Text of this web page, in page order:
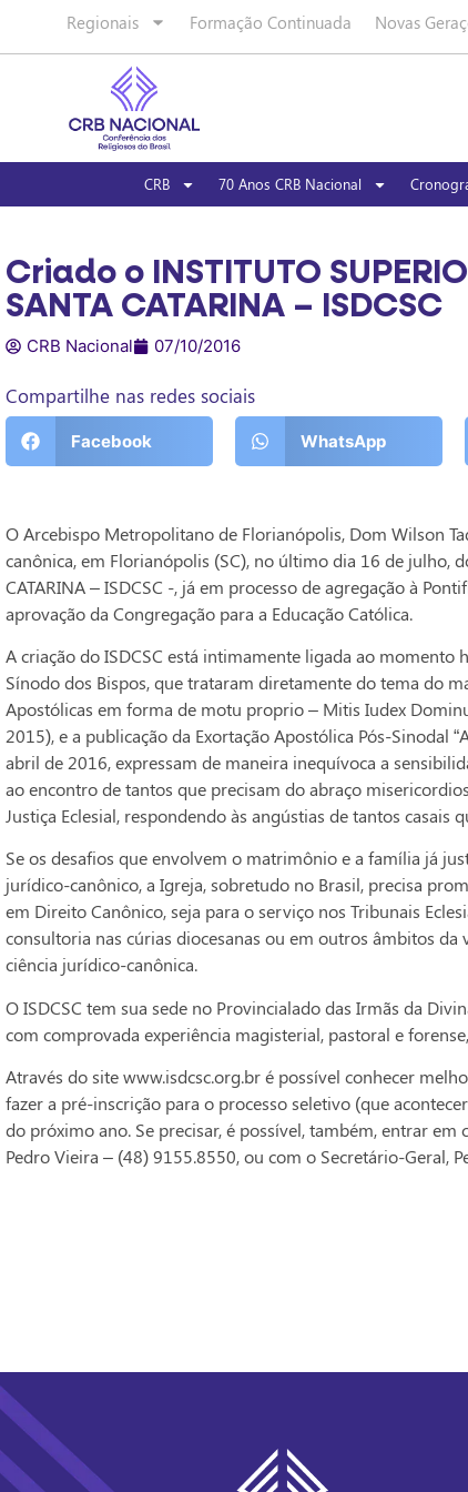
Regionais Formação Continuada Novas
CRB 70 Anos CRB Nacional
Criado o INSTITUTO
SANTA CATARINA – ISDCSC
CRB Nacional 07/10/2016
Compartilhe nas redes sociais
Facebook WhatsApp
O Arcebispo Metropolitano de Florianópolis, Dom Wilson
canônica, em Florianópolis (SC), no último dia 16 de julho,
CATARINA – ISDCSC -, já em processo de agregação à
aprovação da Congregação para a Educação Católica.
A criação do ISDCSC está intimamente ligada ao
Sínodo dos Bispos, que trataram diretamente do tema do
Apostólicas em forma de motu proprio – Mitis Iudex
2015), e a publicação da Exortação Apostólica Pós-Sinodal
abril de 2016, expressam de maneira inequívoca a
ao encontro de tantos que precisam do abraço
Justiça Eclesial, respondendo às angústias de tantos
Se os desafios que envolvem o matrimônio e a família já
jurídico-canônico, a Igreja, sobretudo no Brasil, precisa
em Direito Canônico, seja para o serviço nos Tribunais
consultoria nas cúrias diocesanas ou em outros âmbitos
ciência jurídico-canônica.
O ISDCSC tem sua sede no Provincialado das Irmãs da
com comprovada experiência magisterial, pastoral e
Através do site www.isdcsc.org.br é possível conhecer
fazer a pré-inscrição para o processo seletivo (que
do próximo ano. Se precisar, é possível, também, entrar em
Pedro Vieira – (48) 9155.8550, ou com o Secretário-Geral,